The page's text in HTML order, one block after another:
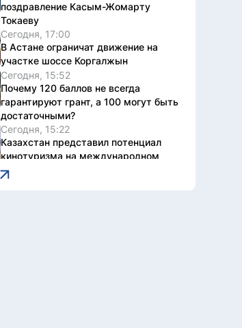
поздравление Касым-Жомарту
Токаеву
Сегодня, 17:00
В Астане ограничат движение на
участке шоссе Коргалжын
Сегодня, 15:52
Почему 120 баллов не всегда
гарантируют грант, а 100 могут быть
достаточными?
Сегодня, 15:22
Казахстан представил потенциал
кинотуризма на международном
форуме в Индии
Сегодня, 15:22